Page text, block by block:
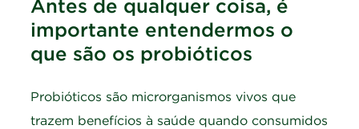
Antes de qualquer coisa, é
importante entendermos o
que são os probióticos
Probióticos são microrganismos vivos que
trazem benefícios à saúde quando consumidos